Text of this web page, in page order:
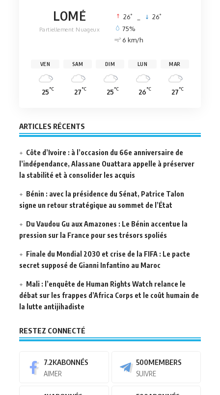
LOMÉ
Partiellement Nuageux
26° 26°
75%
6 km/h
VEN
25°C
SAM
27°C
DIM
25°C
LUN
26°C
MAR
27°C
ARTICLES RÉCENTS
Côte d’Ivoire : à l’occasion du 66e anniversaire de
l’indépendance, Alassane Ouattara appelle à préserver
la stabilité et à consolider les acquis
Bénin : avec la présidence du Sénat, Patrice Talon
signe un retour stratégique au sommet de l’État
Du Vaudou Gu aux Amazones : Le Bénin accentue la
pression sur la France pour ses trésors spoliés
Finale du Mondial 2030 et crise de la FIFA : Le pacte
secret supposé de Gianni Infantino au Maroc
Mali : l’enquête de Human Rights Watch relance le
débat sur les frappes d’Africa Corps et le coût humain de
la lutte antijihadiste
RESTEZ CONNECTÉ
7.2KABONNÉS
AIMER
500MEMBERS
SUIVRE